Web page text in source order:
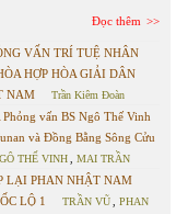
Đọc thêm
VẤN TRÍ TUỆ NHÂN
HỢP HÒA GIẢI DÂN
NAM
Trần Kiêm Đoàn
Phỏng vấn BS Ngô Thế Vinh
và Đồng Bằng Sông Cửu
THẾ VINH MAI TRẦN
LẠI PHAN NHẬT NAM
LỘ 1
TRẦN VŨ
PHAN